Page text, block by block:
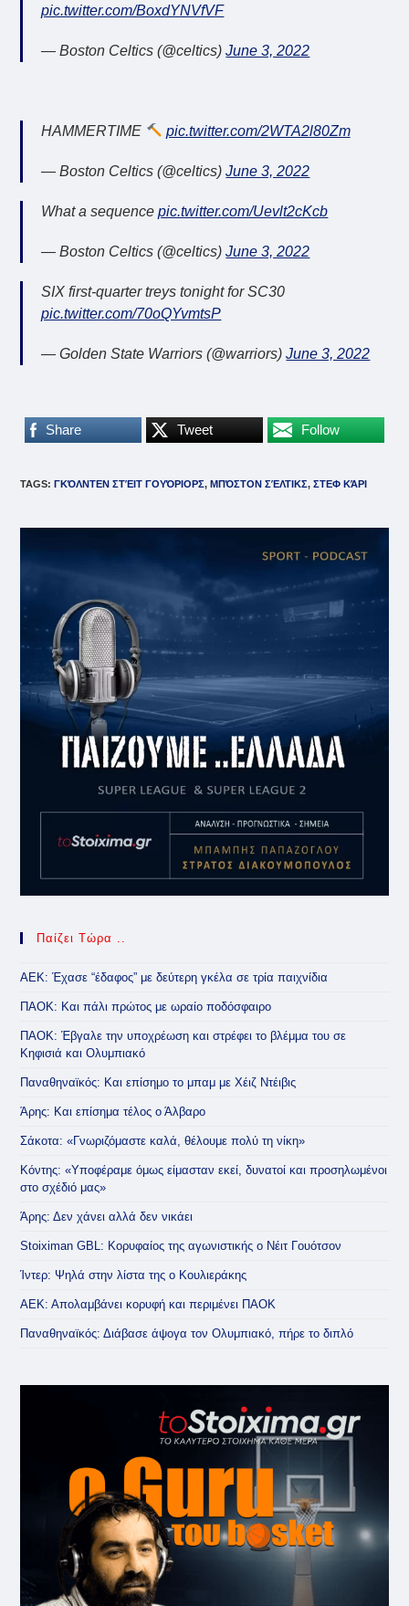
pic.twitter.com/BoxdYNVfVF
— Boston Celtics (@celtics)June 3, 2022
HAMMERTIME pic.twitter.com/2WTA2l80Zm
— Boston Celtics (@celtics)June 3, 2022
What a sequencepic.twitter.com/Uevlt2cKcb
— Boston Celtics (@celtics)June 3, 2022
SIX first-quarter treys tonight for SC30
pic.twitter.com/70oQYvmtsP
— Golden State Warriors (@warriors)June 3, 2022
Share Tweet Follow
TAGS:ΓΚΌΛΝΤΕΝ ΣΤΈΙΤ ΓΟΥΌΡΙΟΡΣ, ΜΠΌΣΤΟΝ ΣΈΛΤΙΚΣ, ΣΤΕΦ ΚΆΡΙ
Παίζει Τώρα ..
ΑΕΚ: Έχασε “έδαφος” με δεύτερη γκέλα σε τρία παιχνίδια
ΠΑΟΚ: Και πάλι πρώτος με ωραίο ποδόσφαιρο
ΠΑΟΚ: Έβγαλε την υποχρέωση και στρέφει το βλέμμα του σε
Κηφισιά και Ολυμπιακό
Παναθηναϊκός: Και επίσημο το μπαμ με Χέιζ Ντέιβις
Άρης: Και επίσημα τέλος ο Άλβαρο
Σάκοτα: «Γνωριζόμαστε καλά, θέλουμε πολύ τη νίκη»
Κόντης: «Υποφέραμε όμως είμασταν εκεί, δυνατοί και προσηλωμένοι
στο σχέδιό μας»
Άρης: Δεν χάνει αλλά δεν νικάει
Stoiximan GBL: Κορυφαίος της αγωνιστικής ο Νέιτ Γουότσον
Ίντερ: Ψηλά στην λίστα της ο Κουλιεράκης
ΑΕΚ: Απολαμβάνει κορυφή και περιμένει ΠΑΟΚ
Παναθηναϊκός: Διάβασε άψογα τον Ολυμπιακό, πήρε το διπλό